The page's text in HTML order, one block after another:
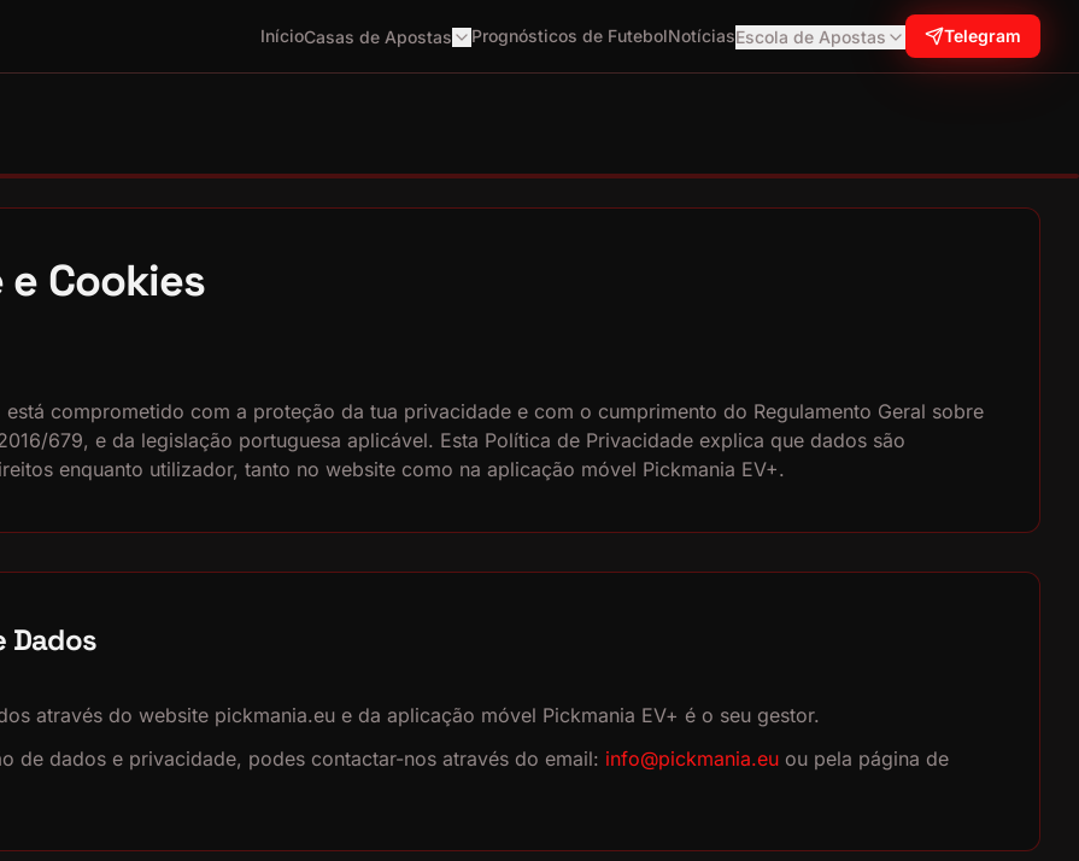
InícioCasas de Apostas Prognósticos de FutebolNotíciasEscola de Apostas Telegram
Cookies
comprometido com a proteção da tua privacidade e com o cumprimento do Regulamento Geral sobre
679, e da legislação portuguesa aplicável. Esta Política de Privacidade explica que dados são
enquanto utilizador, tanto no website como na aplicação móvel Pickmania EV+.
Dados
através do website pickmania.eu e da aplicação móvel Pickmania EV+ é o seu gestor.
de dados e privacidade, podes contactar-nos através do email: info@pickmania.eu ou pela página de